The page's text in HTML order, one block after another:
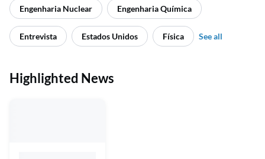
Engenharia Nuclear Engenharia Química
Entrevista Estados Unidos Física See all
Highlighted News